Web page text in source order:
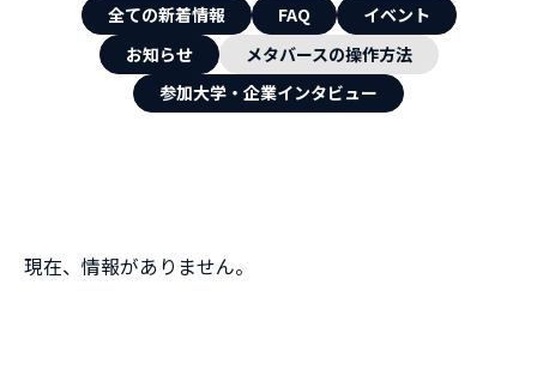
全ての新着情報 FAQ
イベント
お知らせ
メタバースの操作方法
参加大学・企業インタビュー
現在、情報がありません。